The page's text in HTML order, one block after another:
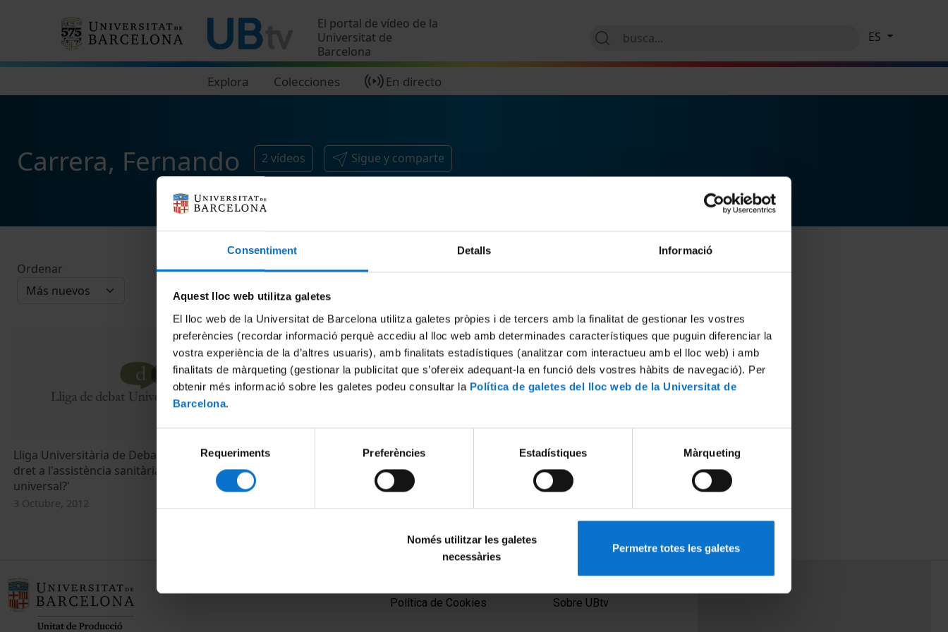
Consentiment Detalls Informació
Aquest lloc web utilitza galetes
El lloc web de la Universitat de Barcelona utilitza galetes pròpies i de tercers amb la finalitat de gestionar les vostres
preferències (recordar informació perquè accediu al lloc web amb determinades característiques que puguin diferenciar la
vostra experiència de la d’altres usuaris), amb finalitats estadístiques (analitzar com interactueu amb el lloc web) i amb
finalitats de màrqueting (gestionar la publicitat que s’ofereix adequant-la en funció dels vostres hàbits de navegació). Per
obtenir més informació sobre les galetes podeu consultar la Política de galetes del lloc web de la Universitat de
Barcelona.
consentiment
Requeriments Preferències Estadístiques Màrqueting
Només utilitzar les galetes
necessàries
Permetre totes les galetes
El portal de vídeo de la
Universitat de
Barcelona
Explora Colecciones En directo
ES
Carrera, Fernando 2 vídeos Sigue y comparte
Ordenar
Lliga Universitària de Debat. Tema: 'El
dret a l'assistència sanitària ha de ser
universal?'
3 Octubre, 2012
Lliga de debat universitari. Tema: Els
indignats, la millor via per reformar la
democràcia?
Política de Cookies
PEU 2
Sobre UBtv
PEU 3